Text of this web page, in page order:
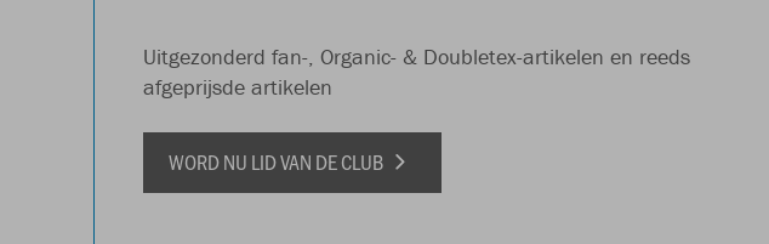
Uitgezonderd fan-, Organic- & Doubletex-artikelen en reeds
afgeprijsde artikelen
WORD NU LID VAN DE CLUB